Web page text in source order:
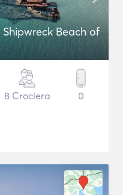
Beach of
8 Crociera 0